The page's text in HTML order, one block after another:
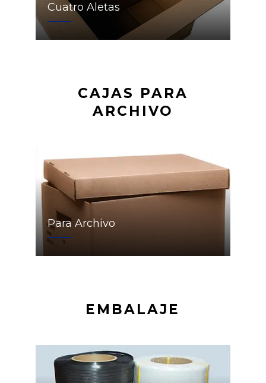
Cuatro Aletas
CAJAS PARA
ARCHIVO
Para Archivo
EMBALAJE